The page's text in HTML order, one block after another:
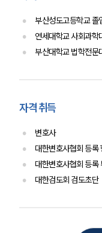
음주운전
부산성도고등학교 졸
연세대학교 사회과학
부산대학교 법학전문
자격 취득
변호사
대한변호사협회 등록
대한변호사협회 등록
대한검도회 검도초단